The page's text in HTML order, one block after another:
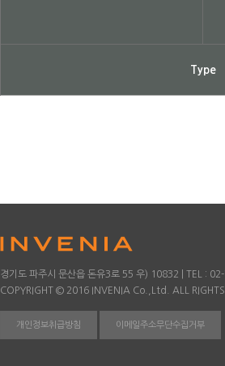
Type
경기도 파주시 문산읍 돈유3로 55 우) 10832 | TEL :
COPYRIGHT © 2016 INVENIA Co.,Ltd. ALL RIGHTS
개인정보취급방침 이메일주소무단수집거부